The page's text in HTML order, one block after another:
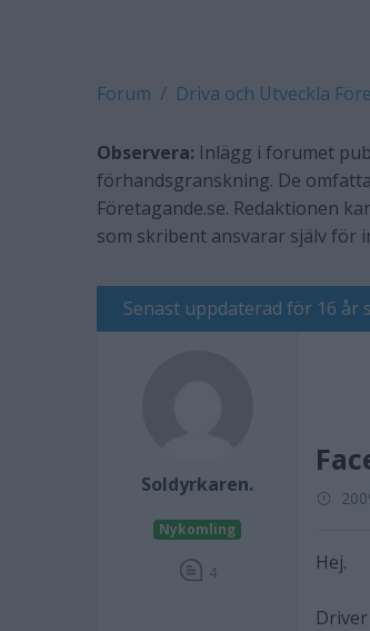
Forum Driva och Utveckla
Observera: Inlägg i forumet
förhandsgranskning. De
Företagande.se. Redaktionen
som skribent ansvarar själv för
Senast uppdaterad för 16 år
Soldyrkaren.
Nykomling
4 Hej.